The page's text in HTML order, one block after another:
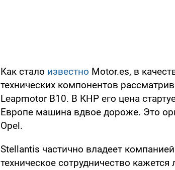
Как стало известно Motor.es, в
технических компонентов
Leapmotor B10. В КНР его цена
Европе машина вдвое дороже. Это
Opel.
Stellantis частично владеет
техническое сотрудничество